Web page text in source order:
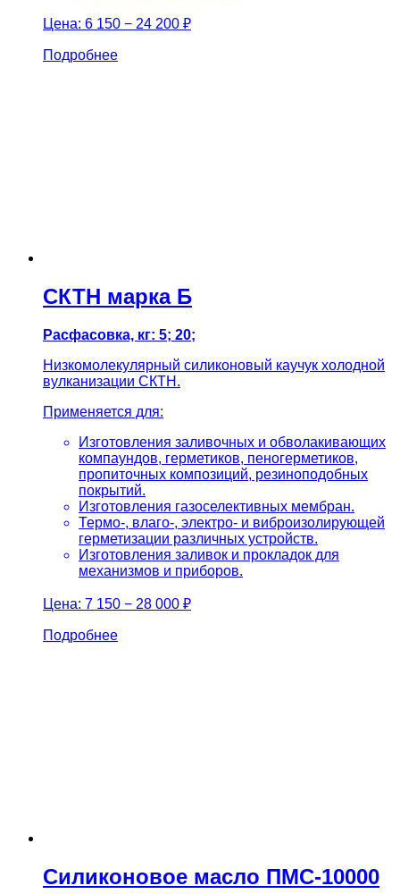
Цена: 6 150 − 24 200 ₽
Подробнее
СКТН марка Б
Расфасовка, кг: 5; 20;
Низкомолекулярный силиконовый каучук холодной
вулканизации СКТН.
Применяется для:
Изготовления заливочных и обволакивающих
компаундов, герметиков, пеногерметиков,
пропиточных композиций, резиноподобных
покрытий.
Изготовления газоселективных мембран.
Термо-, влаго-, электро- и виброизолирующей
герметизации различных устройств.
Изготовления заливок и прокладок для
механизмов и приборов.
Цена: 7 150 − 28 000 ₽
Подробнее
Силиконовое масло ПМС-10000